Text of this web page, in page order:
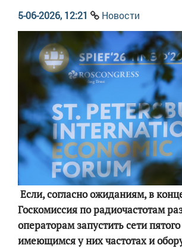
5-06-2026, 12:21 Новости
Если, согласно ожиданиям, в
Госкомиссия по радиочастотам
операторам запустить сети
имеющимся у них частотах и